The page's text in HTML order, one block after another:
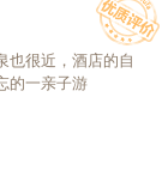
也很近，酒店的自
的一亲子游